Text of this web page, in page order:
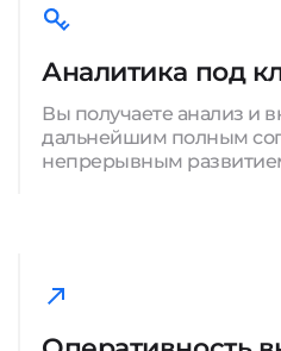
Аналитика под
Вы получаете анализ и
дальнейшим полным
непрерывным